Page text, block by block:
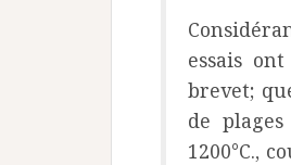
essais
brevet;
de
1200°C.,